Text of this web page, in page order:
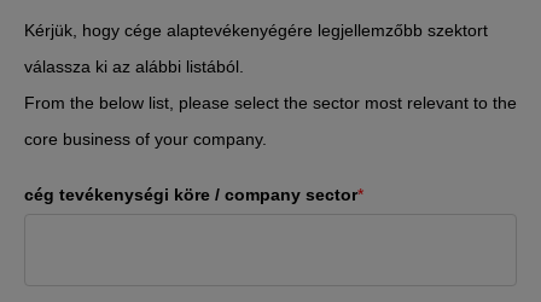
Kérjük, hogy cége alaptevékenyégére legjellemzőbb szektort
válassza ki az alábbi listából.
From the below list, please select the sector most relevant to the
core business of your company.
cég tevékenységi köre / company sector*